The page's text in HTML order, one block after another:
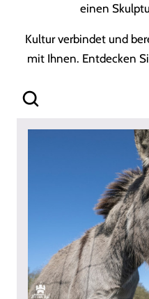
einen
Kultur verbindet und
mit Ihnen. Entdecken